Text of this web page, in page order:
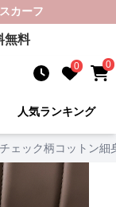
カーフ
無料
0 0
人気ランキング
チェック柄コットン細